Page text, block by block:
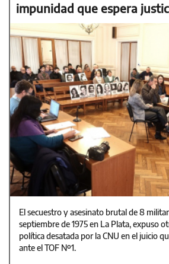
impunidad que espera
El secuestro y asesinato brutal de 8
septiembre de 1975 en La Plata, expuso
política desatada por la CNU en el juicio
ante el TOF Nº1.